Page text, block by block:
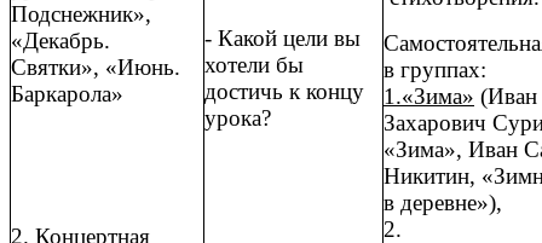
Подснежник»,
«Декабрь.
Святки», «Июнь.
Баркарола»
2. Концертная
- Какой цели вы
хотели бы
достичь к концу
урока?
в группах:
1.«Зима» (Иван
Захарович
«Зима», Иван
Никитин,
в деревне»),
2.